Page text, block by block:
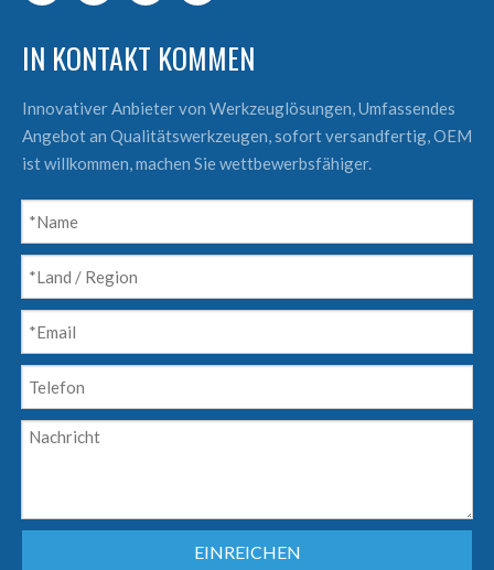
IN KONTAKT KOMMEN
Innovativer Anbieter von Werkzeuglösungen, Umfassendes
Angebot an Qualitätswerkzeugen, sofort versandfertig, OEM
ist willkommen, machen Sie wettbewerbsfähiger.
EINREICHEN